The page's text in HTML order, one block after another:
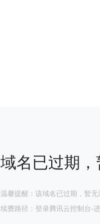
域名已过期
温馨提醒：该域名已过期，暂
续费路径：登录腾讯云控制台-